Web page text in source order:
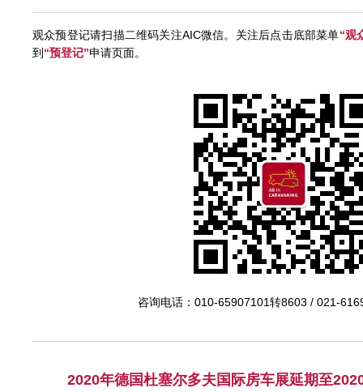
观众预登记请扫描二维码关注AIC微信。关注后点击底部菜单“观
到 “预登记”申请页面。
咨询电话：010-65907101转8603 / 021-
2020年德国杜塞尔多夫国际房车展延期至